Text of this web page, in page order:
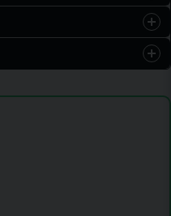
mig som är 193 cm
din längd.
Hämta